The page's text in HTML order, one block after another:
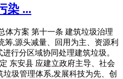
染 ...
体方案 第十一条 建筑垃圾治理
筹,源头减量、回用为主、资源利
行分区域协同处理建筑垃圾。
东安县 应建立政府主导、社会
圾管理体系,发展科技为先、创